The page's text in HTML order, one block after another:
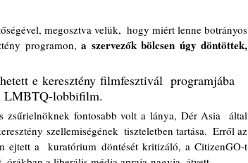
programon, a szervezők bölcsen úgy döntöttek,
e keresztény filmfesztivál  programjába
LMBTQ-lobbifilm.
szellemiségének  tiszteletben tartása.  Erről az
ejtett a  kuratórium döntését kritizáló, a CitizenGO-t